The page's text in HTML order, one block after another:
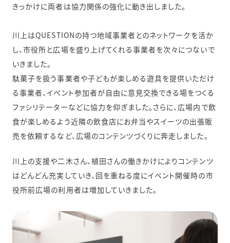
きっかけに両者は協力関係の強化に動き出しました。
川上はQUESTIONの持つ地域事業者とのネットワークを活か
し、市役所と広場を盛り上げてくれる事業者を次々につないで
いきました。
駄菓子を扱う事業者や子どもが楽しめる遊具を提供いただけ
る事業者、イベント参加者が自由に意見交換できる場をつくる
ファシリテーターなどに協力を仰ぎました。さらに、広場内で飲
食が楽しめるよう近隣の飲食店にお弁当やスイーツの出張販
売を依頼するなど、広場のコンテンツづくりに奔走しました。
川上の支援や二木さん、植田さんの働きかけによりコンテンツ
はどんどん充実していき、回を重ねる度にイベント開催時の市
役所前広場の利用者は増加していきました。